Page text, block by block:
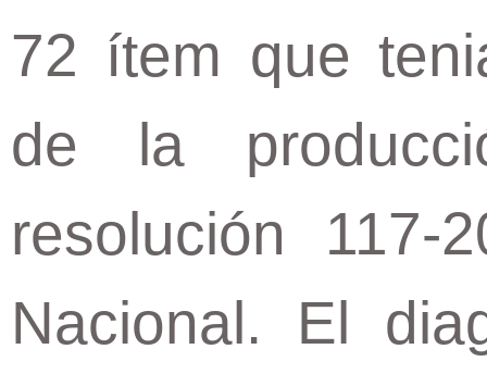
72 ítem que
de la
resolución 117-
Nacional. El